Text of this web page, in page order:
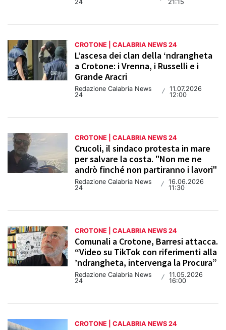
24
21:15
CROTONE | CALABRIA NEWS 24
L’ascesa dei clan della ‘ndrangheta
a Crotone: i Vrenna, i Russelli e i
Grande Aracri
Redazione Calabria News
24
/
11.07.2026
12:00
CROTONE | CALABRIA NEWS 24
Crucoli, il sindaco protesta in mare
per salvare la costa. "Non me ne
andrò finché non partiranno i lavori"
Redazione Calabria News
24
/ 16.06.2026
11:30
CROTONE | CALABRIA NEWS 24
Comunali a Crotone, Barresi attacca.
“Video su TikTok con riferimenti alla
’ndrangheta, intervenga la Procura”
Redazione Calabria News
24
/ 11.05.2026
16:00
CROTONE | CALABRIA NEWS 24